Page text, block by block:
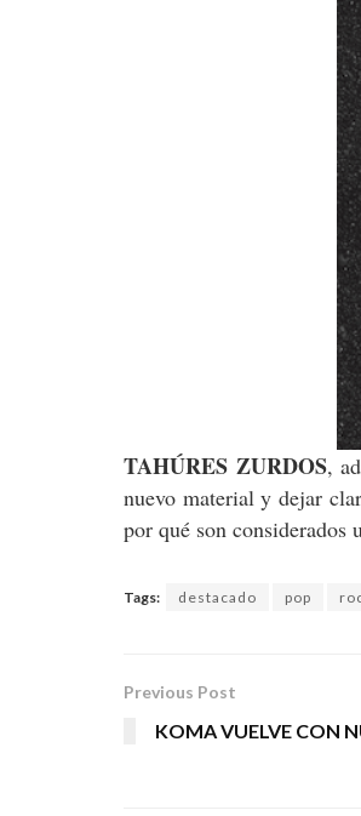
TAHÚRES ZURDOS,
nuevo material y dejar
por qué son considerados
Tags: destacado pop
Previous Post
KOMA VUELVE CON